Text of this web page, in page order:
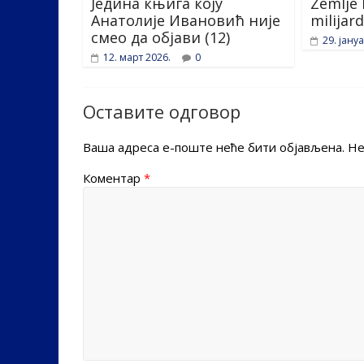
Анатолије Ивановић није
смео да објави (12)
12. март 2026. 0
29.
Оставите одговор
Ваша адреса е-поште неће бити објављена.
Коментар *